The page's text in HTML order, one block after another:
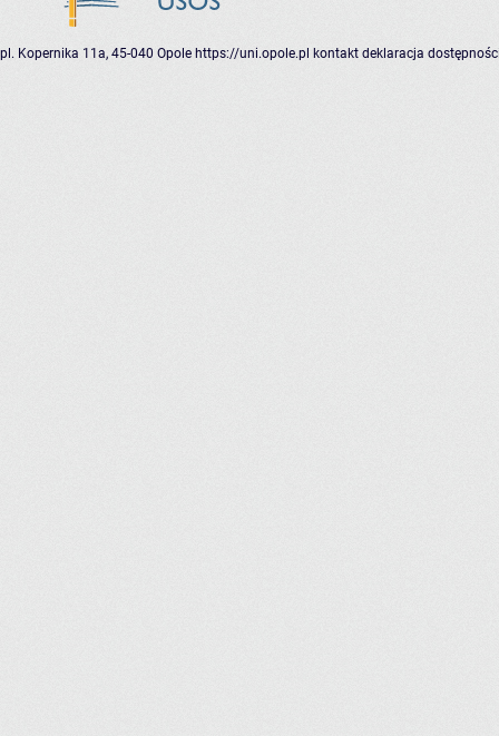
pl. Kopernika 11a, 45-040 Opole https://uni.opole.pl kontakt deklaracja